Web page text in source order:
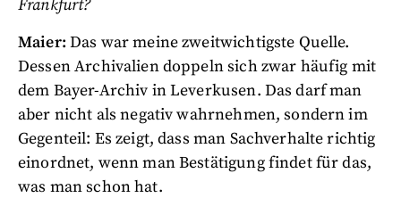
Frankfurt?
Maier: Das war meine zweitwichtigste Quelle.
Dessen Archivalien doppeln sich zwar häufig mit
dem Bayer-Archiv in Leverkusen. Das darf man
aber nicht als negativ wahrnehmen, sondern im
Gegenteil: Es zeigt, dass man Sachverhalte richtig
einordnet, wenn man Bestätigung findet für das,
was man schon hat.